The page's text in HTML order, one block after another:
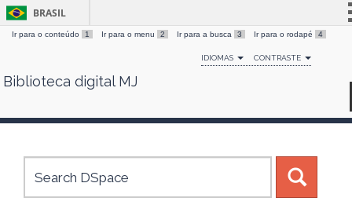
Skip
BRASIL
Simplifique!
Comunica BR
Canais
Ir para o conteúdo 1 Ir para o menu 2 Ir para a busca 3 Ir para o rodapé 4
IDIOMAS CONTRASTE
Biblioteca digital MJ